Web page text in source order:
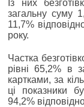
Із них
загальну суму
11,7%
року.
Частка
рівні 65,2% в
картками, за
ці показники
94,2%